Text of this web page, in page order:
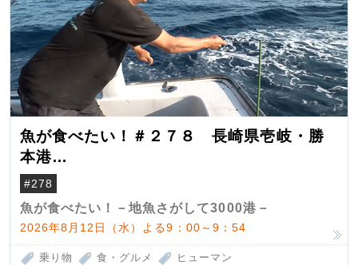
魚が食べたい！＃２７８ 長崎県壱岐・勝
本港
（クロマグロ）
#278
魚が食べたい！－地魚さがして3000港－
2026年8月12日（水）よる9：00～9：54
乗り物 食・グルメ ヒューマン